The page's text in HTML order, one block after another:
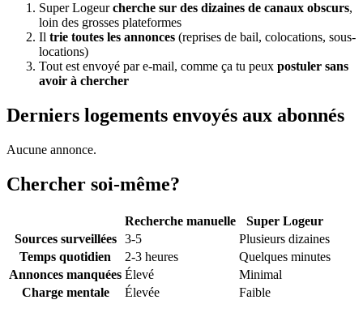
Super Logeurcherche sur des dizaines de canaux obscurs,
loin des grosses plateformes
Il trie toutes les annonces (reprises de bail, colocations, sous-
locations)
Tout est envoyé par e-mail, comme ça tu peux postuler sans
avoir à chercher
Derniers logements envoyés aux abonnés
Aucune annonce.
Chercher soi-même?
Recherche manuelle
Super Logeur
Sources surveillées
3-5
Plusieurs dizaines
Temps quotidien
2-3 heures
Quelques minutes
Annonces manquées Élevé
Minimal
Charge mentale
Élevée Faible